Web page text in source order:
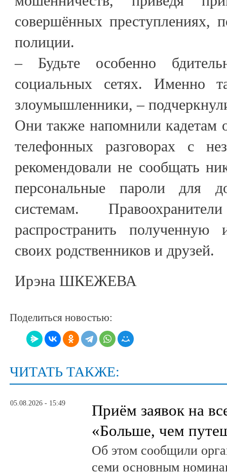
совершённых преступлениях,
полиции.
– Будьте особенно
социальных сетях. Именно
злоумышленники, –
Они также напомнили кадетам
телефонных разговорах с
рекомендовали не сообщать
персональные пароли для
системам.
распространить
своих родственников и друзей.
Ирэна ШКЕЖЕВА
Поделиться новостью:
ЧИТАТЬ ТАКЖЕ:
05.08.2026 - 15:49
Приём заявок на
«Больше, чем
Об этом сообщили
семи основным